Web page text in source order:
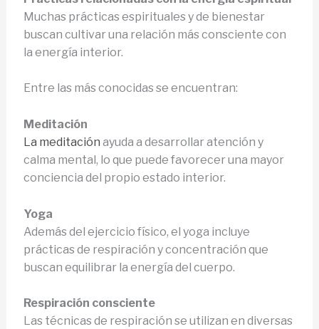
Muchas prácticas espirituales y de bienestar
buscan cultivar una relación más consciente con
la energía interior.
Entre las más conocidas se encuentran:
Meditación
La meditación ayuda a desarrollar atención y
calma mental, lo que puede favorecer una mayor
conciencia del propio estado interior.
Yoga
Además del ejercicio físico, el yoga incluye
prácticas de respiración y concentración que
buscan equilibrar la energía del cuerpo.
Respiración consciente
Las técnicas de respiración se utilizan en diversas